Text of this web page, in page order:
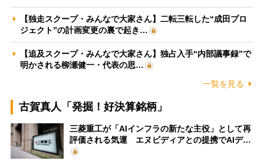
【独走スクープ・みんなで大家さん】二転三転した“成田プロ
ジェクト”の計画変更の裏で起き…
【追及スクープ・みんなで大家さん】独占入手“内部議事録”で
明かされる柳瀬健一・代表の思…
一覧を見る
古賀真人「発掘！好決算銘柄」
三菱重工が「AIインフラの新たな主役」として再
評価される気運 エヌビディアとの提携でAIデ…